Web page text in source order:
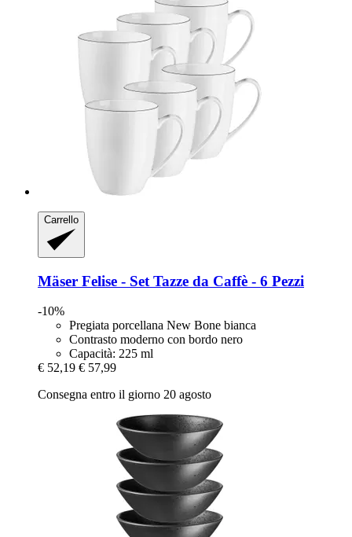
Carrello
Mäser Felise -​ Set Tazze da Caffè -​ 6 Pezzi
-10%
Pregiata porcellana New Bone bianca
Contrasto moderno con bordo nero
Capacità: 225 ml
€ 52,19 € 57,99
Consegna entro il giorno 20 agosto